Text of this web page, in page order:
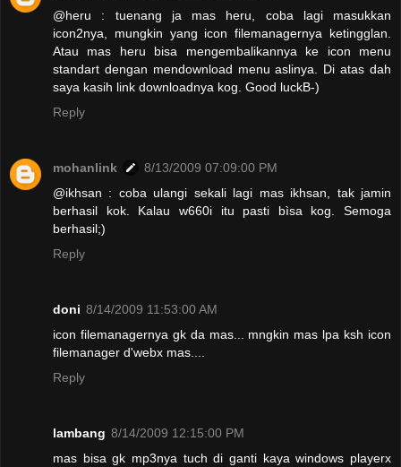
@heru : tuenang ja mas heru, coba lagi masukkan
icon2nya, mungkin yang icon filemanagernya ketingglan.
Atau mas heru bisa mengembalikannya ke icon menu
standart dengan mendownload menu aslinya. Di atas dah
saya kasih link downloadnya kog. Good luckB-)
Reply
mohanlink
8/13/2009 07:09:00 PM
@ikhsan : coba ulangi sekali lagi mas ikhsan, tak jamin
berhasil kok. Kalau w660i itu pasti bìsa kog. Semoga
berhasil;)
Reply
doni 8/14/2009 11:53:00 AM
icon filemanagernya gk da mas... mngkin mas lpa ksh icon
filemanager d'webx mas....
Reply
lambang 8/14/2009 12:15:00 PM
mas bisa gk mp3nya tuch di ganti kaya windows playerx